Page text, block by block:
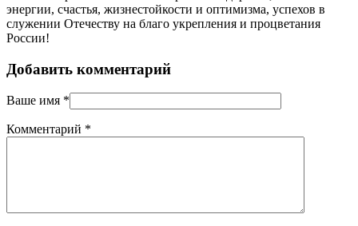
энергии, счастья, жизнестойкости и оптимизма, успехов в
служении Отечеству на благо укрепления и процветания
России!
Добавить комментарий
Ваше имя *
Комментарий *